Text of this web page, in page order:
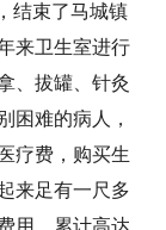
结束了马城镇
来卫生室进行
、拔罐、针灸
困难的病人，
疗费，购买生
来足有一尺多